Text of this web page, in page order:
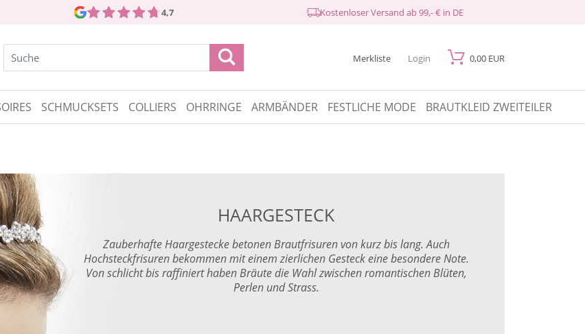
4,7 Kostenloser Versand ab 99,- € in DE
Merkliste Login 0,00 EUR
SCHMUCKSETS COLLIERS OHRRINGE ARMBÄNDER FESTLICHE MODE BRAUTKLEID ZWEITEILER
HAARGESTECK
Zauberhafte Haargestecke betonen Brautfrisuren von kurz bis lang. Auch
Hochsteckfrisuren bekommen mit einem zierlichen Gesteck eine besondere Note.
Von schlicht bis raffiniert haben Bräute die Wahl zwischen romantischen Blüten,
Perlen und Strass.